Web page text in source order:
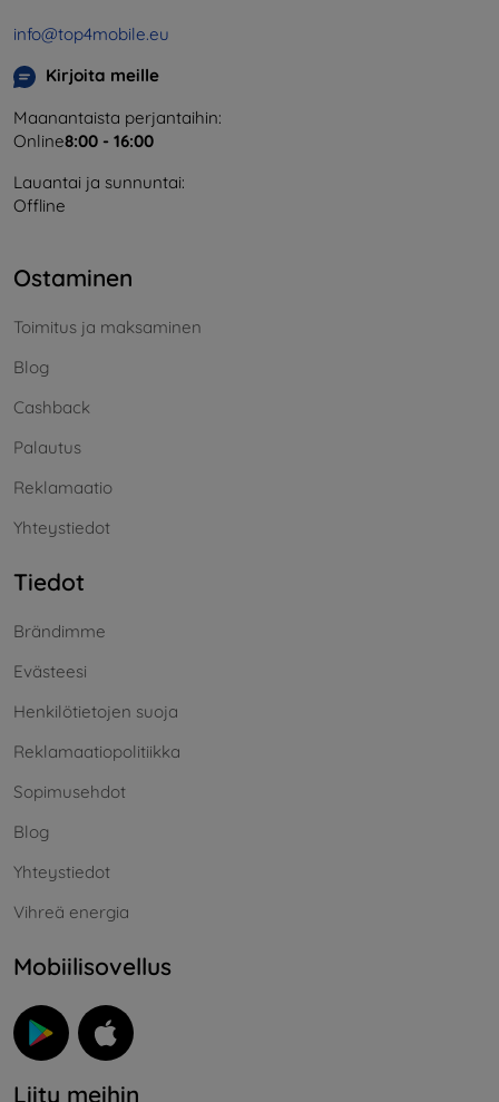
info@top4mobile.eu
Kirjoita meille
Maanantaista perjantaihin:
Online8:00 - 16:00
Lauantai ja sunnuntai:
Offline
Ostaminen
Toimitus ja maksaminen
Blog
Cashback
Palautus
Reklamaatio
Yhteystiedot
Tiedot
Brändimme
Evästeesi
Henkilötietojen suoja
Reklamaatiopolitiikka
Sopimusehdot
Blog
Yhteystiedot
Vihreä energia
Mobiilisovellus
Liity meihin